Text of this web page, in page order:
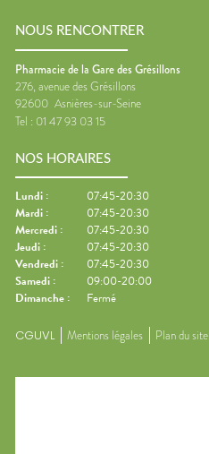
NOUS RENCONTRER
Pharmacie de la Gare des Grésillons
276, avenue des Grésillons
92600 Asnières-sur-Seine
Tel : 01 47 93 03 15
NOS HORAIRES
Lundi :
07:45-20:30
Mardi :
07:45-20:30
Mercredi :
07:45-20:30
Jeudi :
07:45-20:30
Vendredi :
07:45-20:30
Samedi :
09:00-20:00
Dimanche : Fermé
CGUVL Mentions légales Plan du site